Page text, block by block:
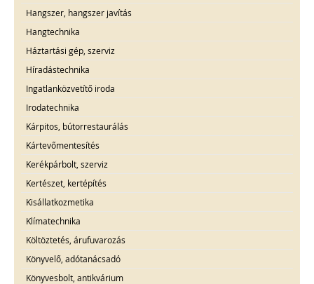
Hangszer, hangszer javítás
Hangtechnika
Háztartási gép, szerviz
Híradástechnika
Ingatlanközvetítő iroda
Irodatechnika
Kárpitos, bútorrestaurálás
Kártevőmentesítés
Kerékpárbolt, szerviz
Kertészet, kertépítés
Kisállatkozmetika
Klímatechnika
Költöztetés, árufuvarozás
Könyvelő, adótanácsadó
Könyvesbolt, antikvárium